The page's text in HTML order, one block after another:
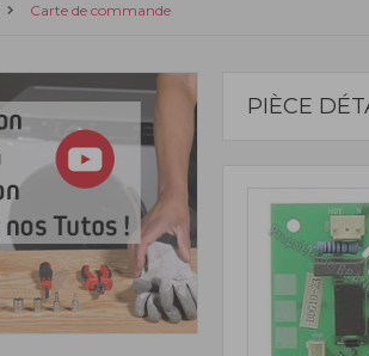
Carte de commande
PIÈCE